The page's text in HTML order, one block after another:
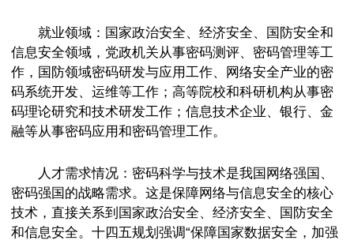
就业领域：国家政治安全、经济安全、国防安全和
信息安全领域，党政机关从事密码测评、密码管理等工
作，国防领域密码研发与应用工作、网络安全产业的密
码系统开发、运维等工作；高等院校和科研机构从事密
码理论研究和技术研发工作；信息技术企业、银行、金
融等从事密码应用和密码管理工作。
人才需求情况：密码科学与技术是我国网络强国、
密码强国的战略需求。这是保障网络与信息安全的核心
技术，直接关系到国家政治安全、经济安全、国防安全
和信息安全。十四五规划强调“保障国家数据安全，加强